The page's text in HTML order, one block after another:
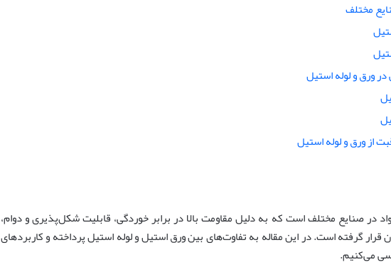
مختلف
ورق و لوله استیل
از ورق و لوله استیل
در صنایع مختلف است که به دلیل مقاومت بالا در برابر خوردگی، قابلیت شکل‌پذیری و دوام،
قرار گرفته است. در این مقاله به تفاوت‌های بین ورق استیل و لوله استیل پرداخته و کاربردهای
می‌کنیم.